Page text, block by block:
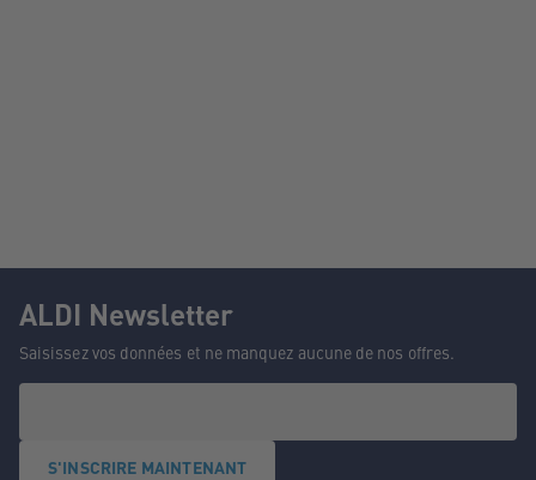
ALDI Newsletter
Saisissez vos données et ne manquez aucune de nos offres.
S'INSCRIRE MAINTENANT